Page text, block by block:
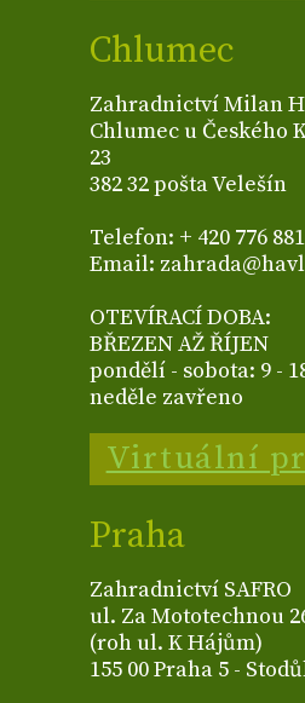
Chlumec
Zahradnictví Milan
Chlumec u Českého
23
382 32 pošta Velešín
Telefon: + 420 776
Email:
OTEVÍRACÍ DOBA:
BŘEZEN AŽ ŘÍJEN
pondělí - sobota: 9 -
neděle zavřeno
Virtuální
Praha
Zahradnictví SAFRO
ul. Za Mototechnou
(roh ul. K Hájům)
155 00 Praha 5 -